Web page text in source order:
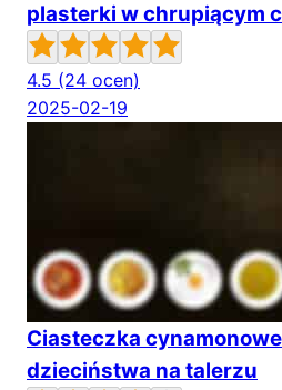
plasterki w chrupiącym
4.5 (24 ocen)
2025-02-19
Ciasteczka
dzieciństwa na talerzu